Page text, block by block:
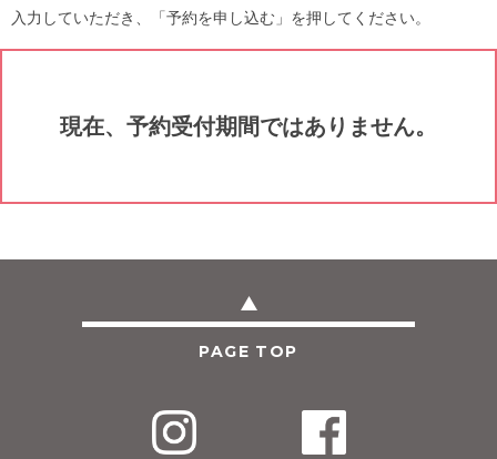
入力していただき、「予約を申し込む」を押してください。
現在、予約受付期間ではありません。
PAGE TOP